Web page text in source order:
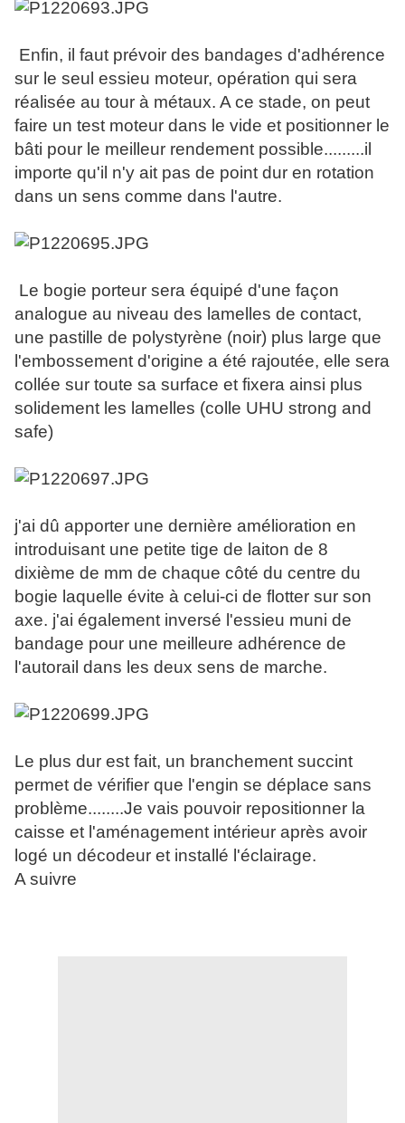
Enfin, il faut prévoir des bandages d'adhérence
sur le seul essieu moteur, opération qui sera
réalisée au tour à métaux. A ce stade, on peut
faire un test moteur dans le vide et positionner le
bâti pour le meilleur rendement possible.........il
importe qu'il n'y ait pas de point dur en rotation
dans un sens comme dans l'autre.
Le bogie porteur sera équipé d'une façon
analogue au niveau des lamelles de contact,
une pastille de polystyrène (noir) plus large que
l'embossement d'origine a été rajoutée, elle sera
collée sur toute sa surface et fixera ainsi plus
solidement les lamelles (colle UHU strong and
safe)
j'ai dû apporter une dernière amélioration en
introduisant une petite tige de laiton de 8
dixième de mm de chaque côté du centre du
bogie laquelle évite à celui-ci de flotter sur son
axe. j'ai également inversé l'essieu muni de
bandage pour une meilleure adhérence de
l'autorail dans les deux sens de marche.
Le plus dur est fait, un branchement succint
permet de vérifier que l'engin se déplace sans
problème........Je vais pouvoir repositionner la
caisse et l'aménagement intérieur après avoir
logé un décodeur et installé l'éclairage.
A suivre